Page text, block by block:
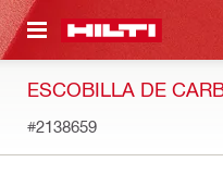
PRINCIPAL
ESCOBILLA DE
#2138659